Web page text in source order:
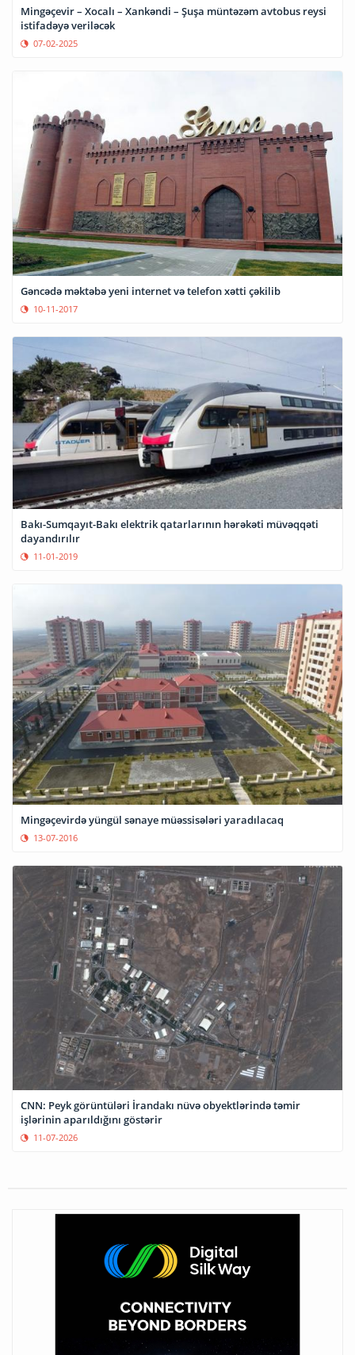
Mingəçevir – Xocalı – Xankəndi – Şuşa müntəzəm avtobus reysi
istifadəyə veriləcək
07-02-2025
Gəncədə məktəbə yeni internet və telefon xətti çəkilib
10-11-2017
Bakı-Sumqayıt-Bakı elektrik qatarlarının hərəkəti müvəqqəti
dayandırılır
11-01-2019
Mingəçevirdə yüngül sənaye müəssisələri yaradılacaq
13-07-2016
CNN: Peyk görüntüləri İrandakı nüvə obyektlərində təmir
işlərinin aparıldığını göstərir
11-07-2026